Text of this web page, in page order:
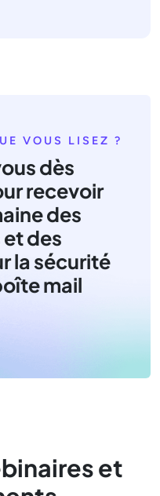
VOUS LISEZ ?
dès
recevoir
des
des
la sécurité
mail
et